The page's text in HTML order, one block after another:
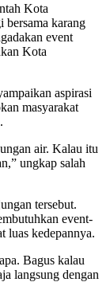
Kota
bersama karang
event
Kota
aspirasi
masyarakat
air. Kalau itu
ungkap salah
tersebut.
event-
luas kedepannya.
Bagus kalau
langsung dengan